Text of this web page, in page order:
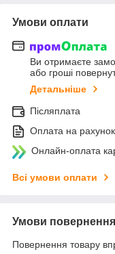
Умови оплати
Ви отримаєте
або гроші
Детальніше
Післяплата
Оплата на рахунок
Онлайн-оплата
Всі умови оплати
Умови повернення
Повернення товару